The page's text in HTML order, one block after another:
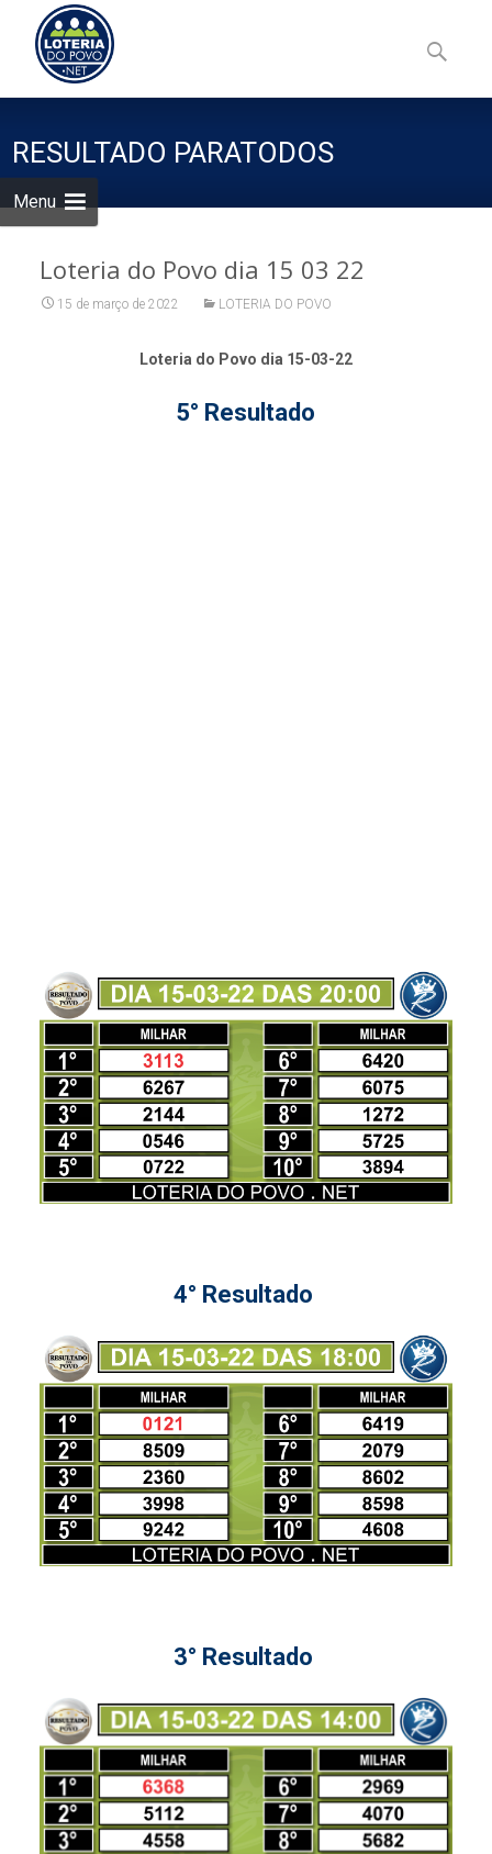
Menu
to
content
por:
RESULTADO PARATODOS
Loteria do Povo dia 15 03 22
15 de março de 2022 LOTERIA DO POVO
Loteria do Povo dia 15-03-22
5° Resultado
4° Resultado
3° Resultado